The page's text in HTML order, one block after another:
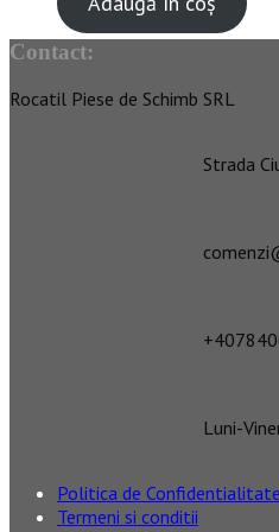
Contact:
Rocatil Piese de Schimb SRL
Strada
Luni-
Politica de Confidentialitate
Termeni si conditii